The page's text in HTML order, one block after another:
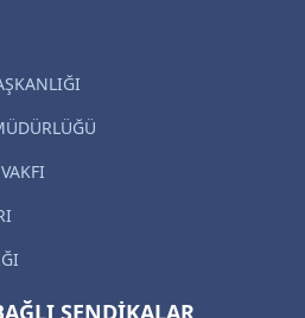
SENDİKALAR